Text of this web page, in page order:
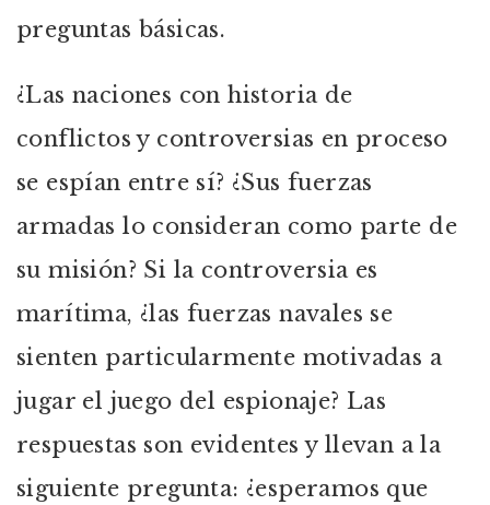
preguntas básicas.
¿Las naciones con historia de
conflictos y controversias en proceso
se espían entre sí? ¿Sus fuerzas
armadas lo consideran como parte de
su misión? Si la controversia es
marítima, ¿las fuerzas navales se
sienten particularmente motivadas a
jugar el juego del espionaje? Las
respuestas son evidentes y llevan a la
siguiente pregunta: ¿esperamos que